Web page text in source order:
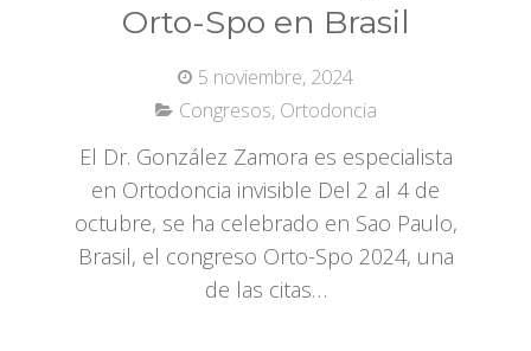
Orto-Spo en Brasil
5 noviembre, 2024
Congresos, Ortodoncia
El Dr. González Zamora es especialista
en Ortodoncia invisible Del 2 al 4 de
octubre, se ha celebrado en Sao Paulo,
Brasil, el congreso Orto-Spo 2024, una
de las citas…